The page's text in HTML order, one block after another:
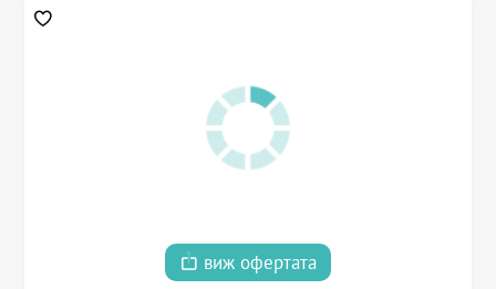
виж офертата